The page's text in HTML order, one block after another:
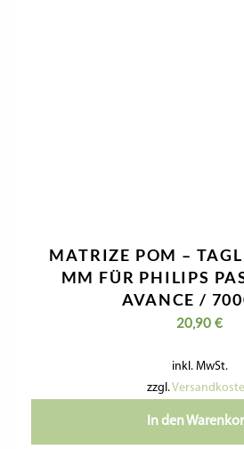
MATRIZE POM –
MM FÜR PHILIPS
AVANCE /
20,90 €
inkl. MwSt.
zzgl.
In den